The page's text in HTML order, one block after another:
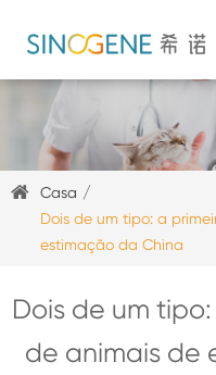
Casa
Dois de um tipo: a
estimação da China
Dois de um
de animais de